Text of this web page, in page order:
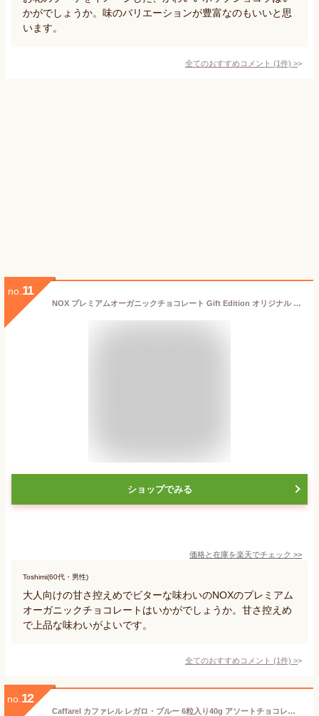
かがでしょうか。味のバリエーションが豊富なのもいいと思
います。
全てのおすすめコメント (1件) >
no. 11
NOX プレミアムオーガニックチョコレート Gift Edition オリジナル 30粒入り ギフトセット ギフト 個包装 グルメ スイーツ 洋菓子 プレゼント お祝い チョコレート お菓子 お配り 内祝い 結婚祝い 出産祝い 高級 人気 ギフト バレンタイン チョコ ギフト 2026 送料無料
ショップでみる
価格と在庫を楽天でチェック >>
Toshimi(60代・男性)
大人向けの甘さ控えめでビターな味わいのNOXのプレミアム
オーガニックチョコレートはいかがでしょうか。甘さ控えめ
で上品な味わいがよいです。
全てのおすすめコメント (1件) >
no. 12
Caffarel カファレル レガロ・ブルー 6粒入り40g アソートチョコレート ハートチョコ ジャンドゥーヤ イタリア土産 バレンタイン 夏季クール